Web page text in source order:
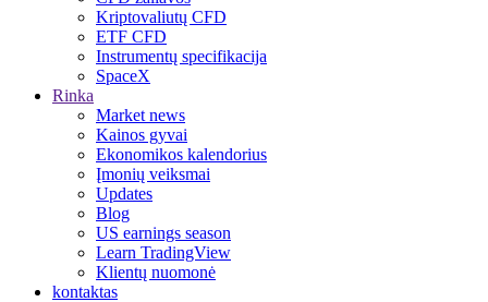
Kriptovaliutų CFD
ETF CFD
Instrumentų specifikacija
SpaceX
Rinka
Market news
Kainos gyvai
Ekonomikos kalendorius
Įmonių veiksmai
Updates
Blog
US earnings season
Learn TradingView
Klientų nuomonė
kontaktas